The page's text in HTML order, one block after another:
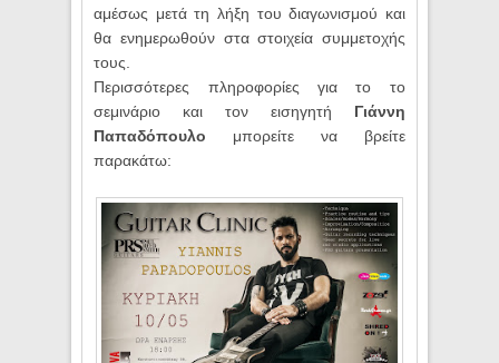
αμέσως μετά τη λήξη του διαγωνισμού και
θα ενημερωθούν στα στοιχεία συμμετοχής
τους.
Περισσότερες πληροφορίες για το το
σεμινάριο και τον εισηγητή Γιάννη
Παπαδόπουλο μπορείτε να βρείτε
παρακάτω: